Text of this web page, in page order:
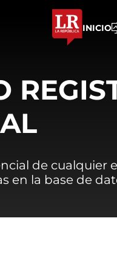
INICIO
de
en la base de